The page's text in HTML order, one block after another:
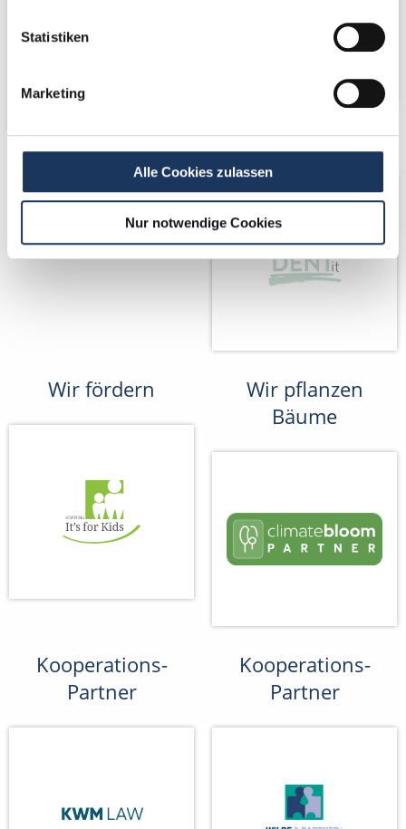
Statistiken
Marketing
Alle Cookies zulassen
Nur notwendige Cookies
Partner von
Wir fördern
Wir pflanzen
Bäume
Kooperations-
Partner
Kooperations-
Partner